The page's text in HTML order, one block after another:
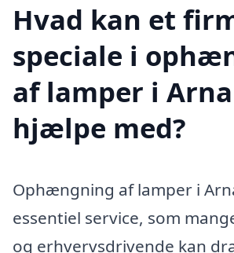
Hvad kan et
speciale i
af lamper i
hjælpe med?
Ophængning af lamper i
essentiel service, som
og erhvervsdrivende kan